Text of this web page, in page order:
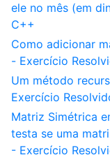
ele no mês (em
C++
Como adicionar
- Exercício
Um método
Exercício
Matriz Simétrica
testa se uma
- Exercício